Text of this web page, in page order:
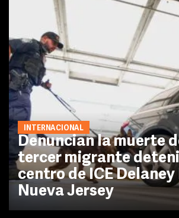
INTERNACIONAL
Denuncian la muerte
tercer migrante
centro de ICE Delaney
Nueva Jersey